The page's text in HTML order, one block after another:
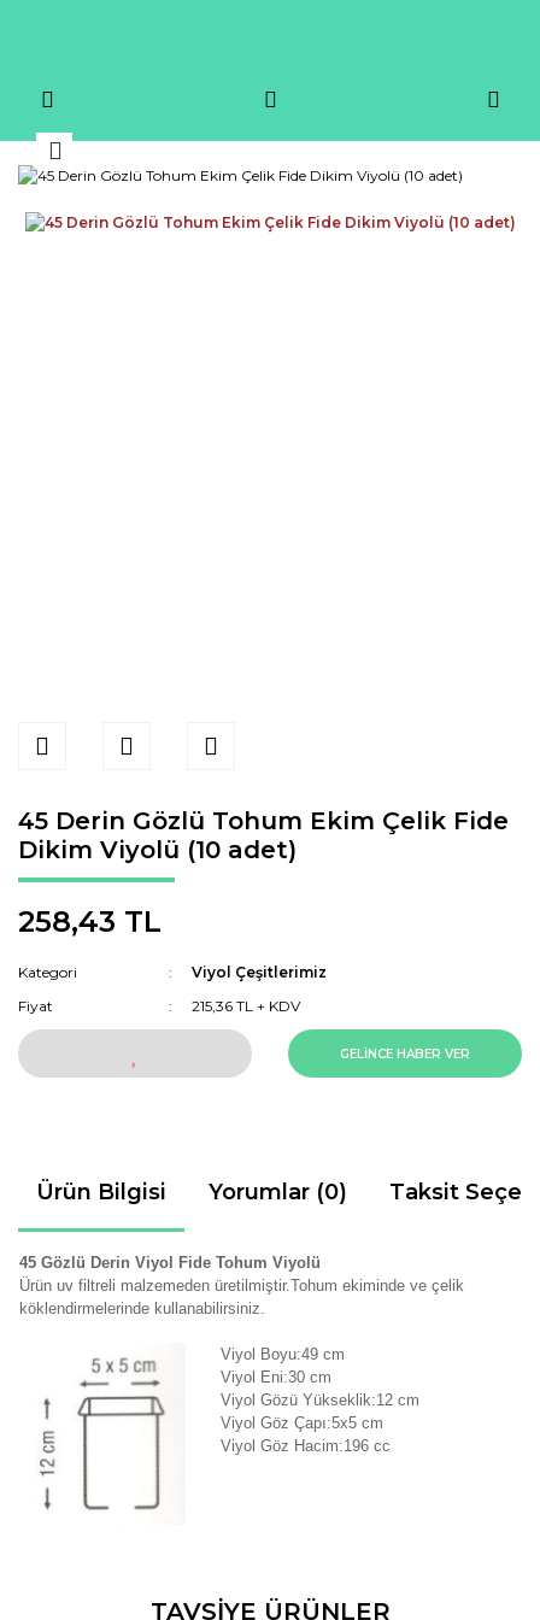
45 Derin Gözlü Tohum Ekim Çelik Fide
Dikim Viyolü (10 adet)
258,43 TL
Kategori
Viyol Çeşitlerimiz
Fiyat
215,36 TL + KDV
GELİNCE HABER VER
Ürün Bilgisi Yorumlar (0) Taksit
45 Gözlü Derin Viyol Fide Tohum Viyolü
Ürün uv filtreli malzemeden üretilmiştir.Tohum ekiminde ve çelik
köklendirmelerinde kullanabilirsiniz.
Viyol Boyu:49 cm
Viyol Eni:30 cm
Viyol Gözü Yükseklik:12 cm
Viyol Göz Çapı:5x5 cm
Viyol Göz Hacim:196 cc
Bu ürünün fiyat bilgisi, resim, ürün açıklamalarında ve diğer
TAVSİYE ÜRÜNLER